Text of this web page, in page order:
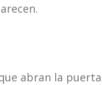
abran la